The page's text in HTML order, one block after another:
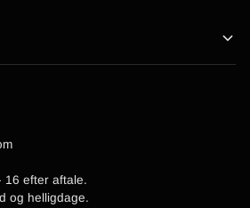
16 efter aftale.
og helligdage.